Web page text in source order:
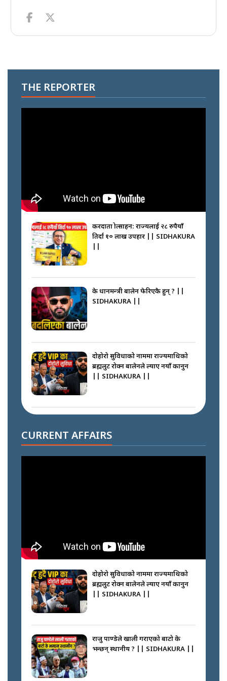
THE REPORTER
करदाता प्रोत्साहन: राज्यलाई २८ रुपैयाँ
तिर्दा १० लाख उपहार || SIDHAKURA
के प्रधानमन्त्री बालेन फेरिएकै हुन् ? ||
SIDHAKURA ||
दोहोरो सुविधाको नाममा राज्यमाथिको
ब्रह्मलुट रोक्न बालेनले ल्याए नयाँ कानुन
|| SIDHAKURA ||
आरोहीहरू | Record-breaking
climbers who set foot with
नभाँडिएको सद्भाव : कप्तानगञ्जबाट
सल्किएको आगो निभाउनेहरू ||
SIDHAKURA || THE REPORTER
||
बदलेका ‘निम्स दाई’ || SIDHAKURA
||
CURRENT AFFAIRS
दोहोरो सुविधाको नाममा राज्यमाथिको
ब्रह्मलुट रोक्न बालेनले ल्याए नयाँ कानुन
|| SIDHAKURA ||
राजु पाण्डेले खाली गराएको बाटो के
भन्छन् स्थानीय ? || SIDHAKURA ||